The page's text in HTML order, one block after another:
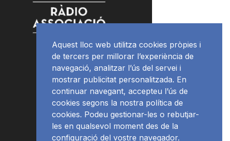
Aquest lloc web utilitza cookies pròpies i
de tercers per millorar l’experiència de
navegació, analitzar l’ús del servei i
mostrar publicitat personalitzada. En
continuar navegant, accepteu l’ús de
cookies segons la nostra política de
cookies. Podeu gestionar-les o rebutjar-
les en qualsevol moment des de la
configuració del vostre navegador.